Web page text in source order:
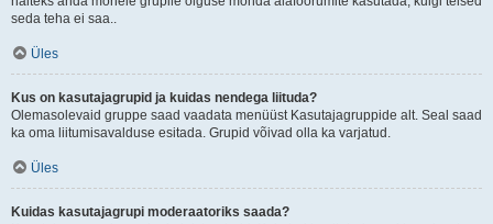
seda teha ei saa..
Üles
Kus on kasutajagrupid ja kuidas nendega liituda?
Olemasolevaid gruppe saad vaadata menüüst Kasutajagruppide alt. Seal saad
ka oma liitumisavalduse esitada. Grupid võivad olla ka varjatud.
Üles
Kuidas kasutajagrupi moderaatoriks saada?